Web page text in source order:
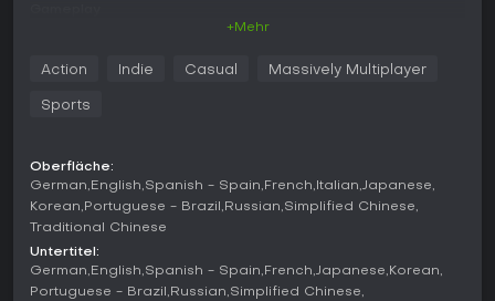
schnelle Reaktionen verlangen. Jede Runde versammelt
Dutzende Spieler auf demselben Parcours, was für ständige
bewusst ungeschickt, sodass selbst einfache Aktionen wie
Laufen oder Greifen für Komik und Frust zugleich sorgen.
Wer sich durch die Eliminierungsrunden kämpft, bleibt am
Ende als Sieger oder Siegerteam übrig. Optische
Mechaniken zu beeinflussen. Dank des Free-to-play-Modells
ist das Spiel auf PC und weiteren Plattformen breit
zugänglich.
+Mehr
Action Indie Casual Massively Multiplayer
Sports
Oberfläche:
German English Spanish - Spain French Italian Japanese
Korean Portuguese - Brazil Russian Simplified Chinese
Traditional Chinese
Untertitel:
German English Spanish - Spain French Japanese Korean
Portuguese - Brazil
Russian Simplified Chinese